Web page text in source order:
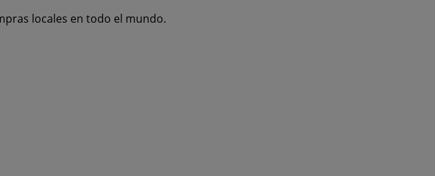
locales en todo el mundo.